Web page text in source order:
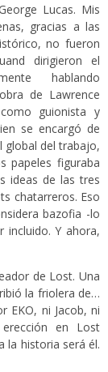
Lucas. Mis
gracias a las
no fueron
dirigieron el
hablando
de Lawrence
guionista y
se encargó de
del trabajo,
papeles figuraba
ideas de las tres
chatarreros. Eso
bazofia -lo
incluido. Y ahora,
de Lost. Una
la friolera de…
EKO, ni Jacob, ni
en Lost
la historia será él.